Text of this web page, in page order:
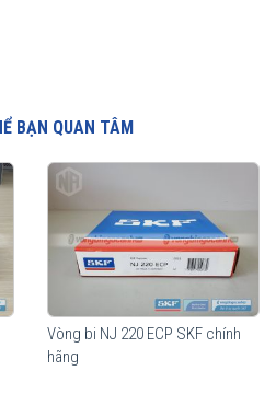
phù hợp ứng dụng có vận tốc
đỡ SKF
của vòng bi đũa đỡ SKF là các con
của con lăn dạng logarithmic giúp
ưu trên toàn bộ vùng tiếp xúc trong
con lăn tối đa khả năng hình thành
chuyển động lăn của con lăn. Lợi
vượt trội này so với thiết kế truyền
độ tin cậy khi vận hành và khả năng
BẠN QUAN TÂM
Vòng bi NJ 220 ECP SKF chính
hãng